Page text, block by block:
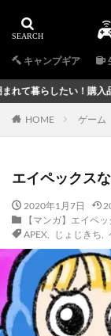
キャンプギア
！購入品をレビューしま
HOME ゲーム
エイペックス
2020年1月7日
【マンガ】エイペ
APEX, じょじきち